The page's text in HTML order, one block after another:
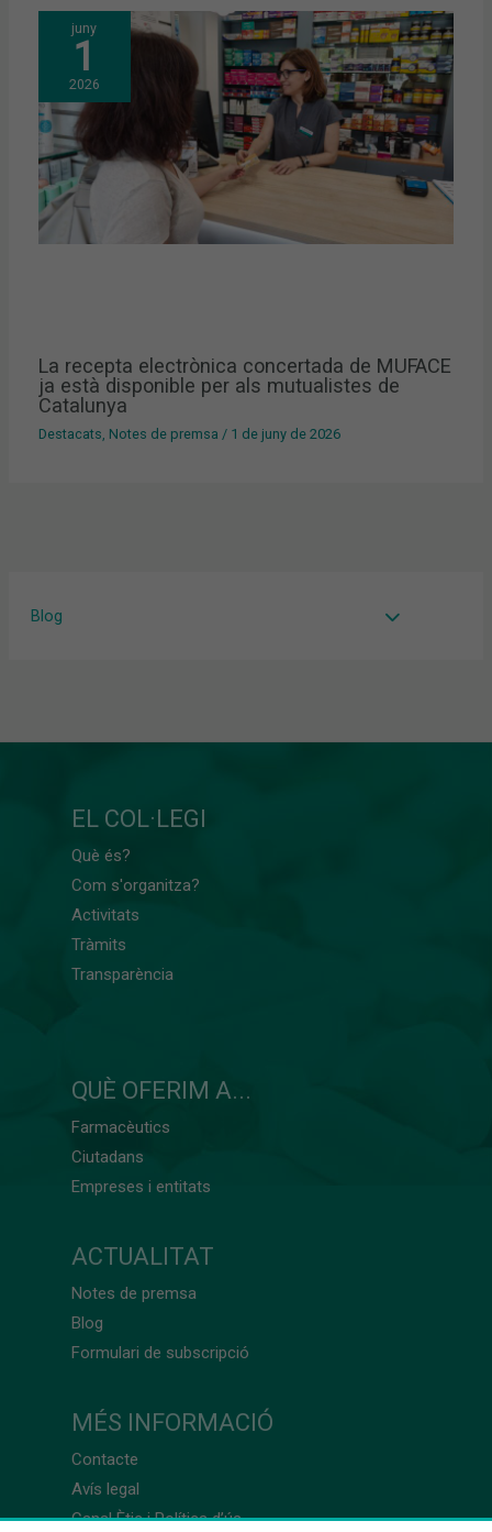
Blog
juny
1
2026
La recepta electrònica concertada de MUFACE
ja està disponible per als mutualistes de
Catalunya
Destacats Notes de premsa / 1 de juny de 2026
EL COL·LEGI
Què és?
Com s'organitza?
Activitats
Tràmits
Transparència
QUÈ OFERIM A...
Farmacèutics
Ciutadans
Empreses i entitats
ACTUALITAT
Notes de premsa
Blog
Formulari de subscripció
MÉS INFORMACIÓ
Contacte
Avís legal
Canal Ètic i Política d’ús